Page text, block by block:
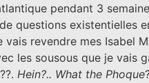
pendant 3
questions existentielles
vais revendre mes Isabel
les sousous que je vais
Hein?.. What the Phoque